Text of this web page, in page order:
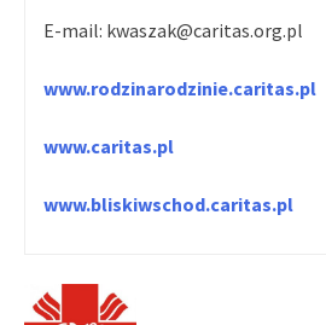
E-mail: kwaszak@caritas.org.pl
www.rodzinarodzinie.caritas.pl
www.caritas.pl
www.bliskiwschod.caritas.pl